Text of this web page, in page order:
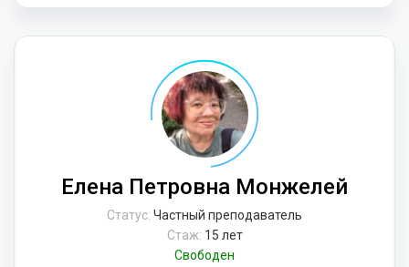
Елена Петровна Монжелей
Статус: Частный преподаватель
Стаж: 15 лет
Свободен